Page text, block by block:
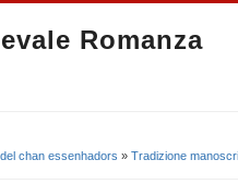
Romanza
chan essenhadors » Tradizione